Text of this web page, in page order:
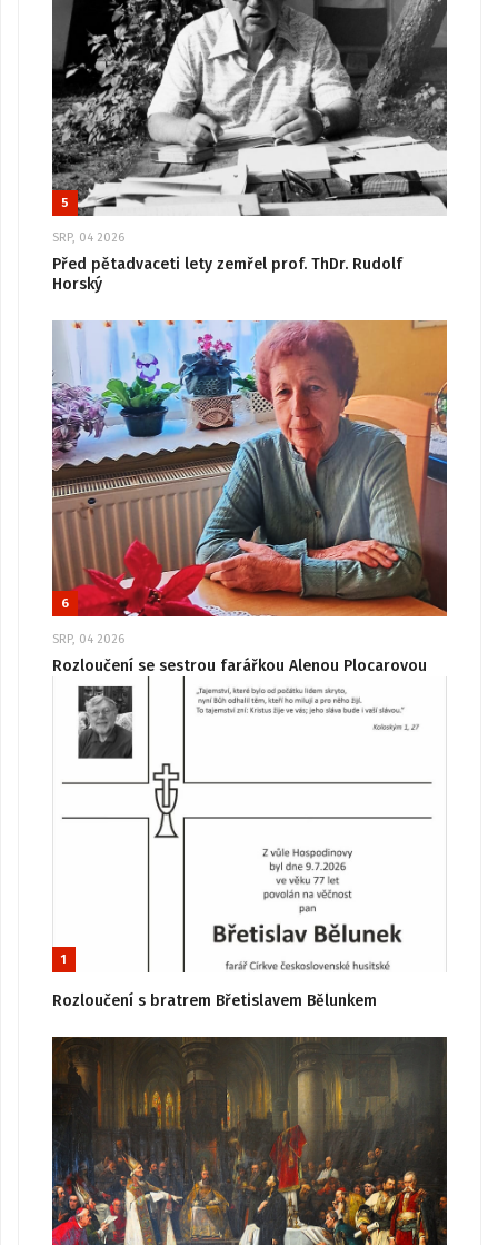
5
SRP, 04 2026
Před pětadvaceti lety zemřel prof. ThDr. Rudolf
Horský
6
SRP, 04 2026
Rozloučení se sestrou farářkou Alenou Plocarovou
1
Rozloučení s bratrem Břetislavem Bělunkem